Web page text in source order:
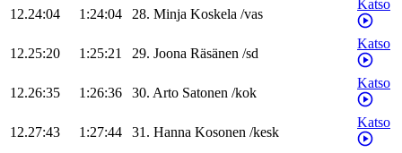
12.24:04 1:24:04 28. Minja Koskela /vas
Katso
12.25:20 1:25:21 29. Joona Räsänen /sd
Katso
12.26:35 1:26:36 30. Arto Satonen /kok
Katso
12.27:43 1:27:44 31. Hanna Kosonen /kesk
Katso